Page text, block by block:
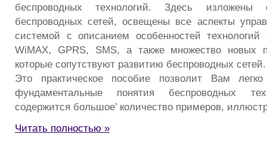
беспроводных технологий. Здесь изложены
беспроводных сетей, освещены все аспекты
системой с описанием особенностей
WiMAX, GPRS, SMS, а также множество новых
которые сопутствуют развитию беспроводных сетей.
Это практическое пособие позволит Вам
фундаментальные понятия беспроводных
содержится большое’ количество примеров,
Читать полностью »